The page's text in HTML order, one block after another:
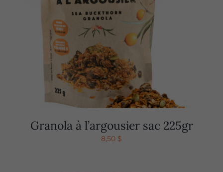
Granola à l’argousier sac 225gr
8,50 $